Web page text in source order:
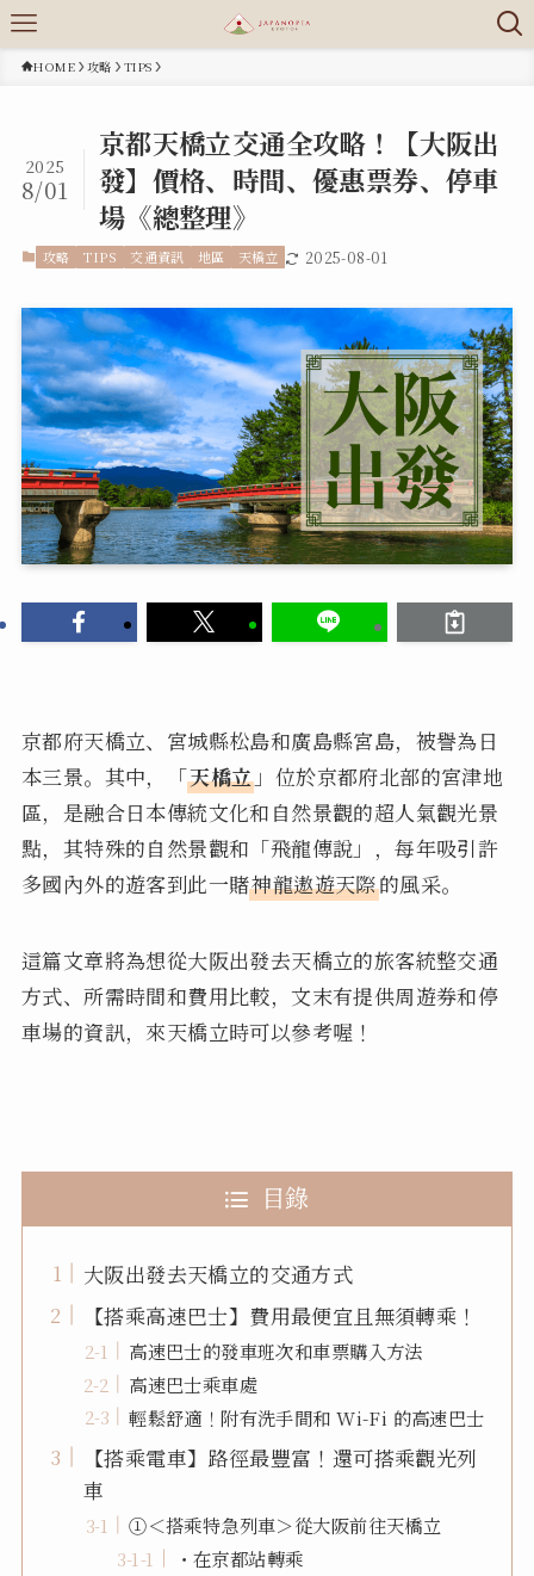
HOME 攻略 TIPS
京都天橋立交通全攻略！【大阪出
發】價格、時間、優惠票券、停車
場《總整理》
2025
8/01
攻略 TIPS 交通資訊 地區 天橋立 2025-08-01
京都府天橋立、宮城縣松島和廣島縣宮島，被譽為日
本三景。其中，「天橋立 」位於京都府北部的宮津地
區，是融合日本傳統文化和自然景觀的超人氣觀光景
點，其特殊的自然景觀和「飛龍傳說」，每年吸引許
多國內外的遊客到此一賭神龍遨遊天際的風采。
這篇文章將為想從大阪出發去天橋立的旅客統整交通
方式、所需時間和費用比較，文末有提供周遊券和停
車場的資訊，來天橋立時可以參考喔！
目錄
大阪出發去天橋立的交通方式
【搭乘高速巴士】費用最便宜且無須轉乘！
高速巴士的發車班次和車票購入方法
高速巴士乘車處
輕鬆舒適！附有洗手間和 Wi-Fi 的高速巴士
【搭乘電車】路徑最豐富！還可搭乘觀光列
車
①＜搭乘特急列車＞從大阪前往天橋立
・在京都站轉乘